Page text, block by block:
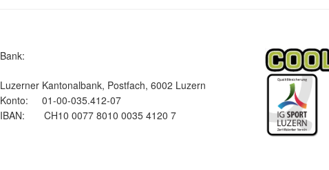
Bank:
Luzerner Kantonalbank, Postfach, 6002 Luzern
Konto: 01-00-035.412-07
IBAN: CH10 0077 8010 0035 4120 7